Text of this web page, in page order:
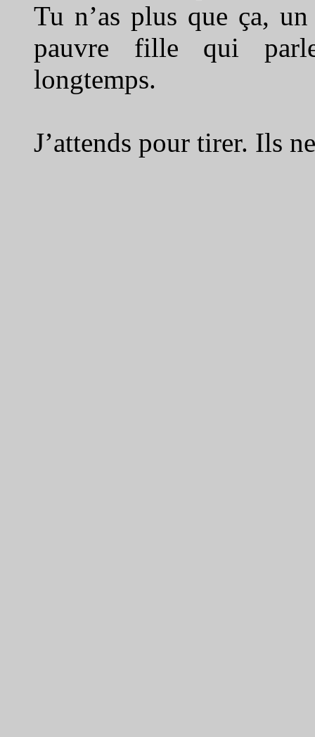
Tu n’as plus que ça,
pauvre fille qui
longtemps.
J’attends pour tirer. Ils